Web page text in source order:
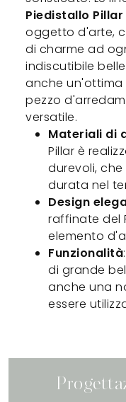
Piedistallo Pillar
oggetto d'arte,
di charme ad
indiscutibile
anche un'ottima
pezzo
versatile.
Materiali di
Pillar è
durevoli,
durata nel
Design
raffinate del
elemento
Funzionalità
di grande
anche una
essere